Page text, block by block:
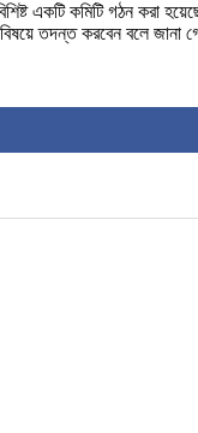
একটি কমিটি গঠন করা
তদন্ত করবেন বলে জানা